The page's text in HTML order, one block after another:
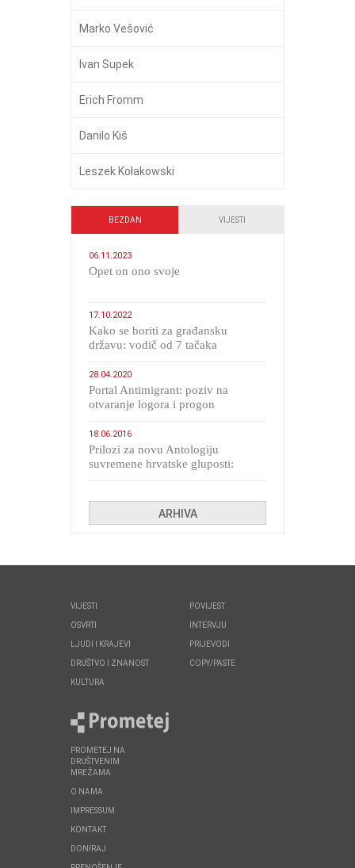
Marko Vešović
Ivan Supek
Erich Fromm
Danilo Kiš
Leszek Kołakowski
BEZDAN VIJESTI
06.11.2023
​Opet on ono svoje
17.10.2022
Kako se boriti za građansku
državu: vodič od 7 tačaka
28.04.2020
Portal Antimigrant: poziv na
otvaranje logora i progon
18.06.2016
Prilozi za novu Antologiju
suvremene hrvatske gluposti:
ARHIVA
VIJESTI
OSVRTI
LJUDI I KRAJEVI
DRUŠTVO I ZNANOST
KULTURA
POVIJEST
INTERVJU
PRIJEVODI
COPY/PASTE
PROMETEJ NA
DRUŠTVENIM
MREŽAMA
O NAMA
IMPRESSUM
KONTAKT
DONIRAJ